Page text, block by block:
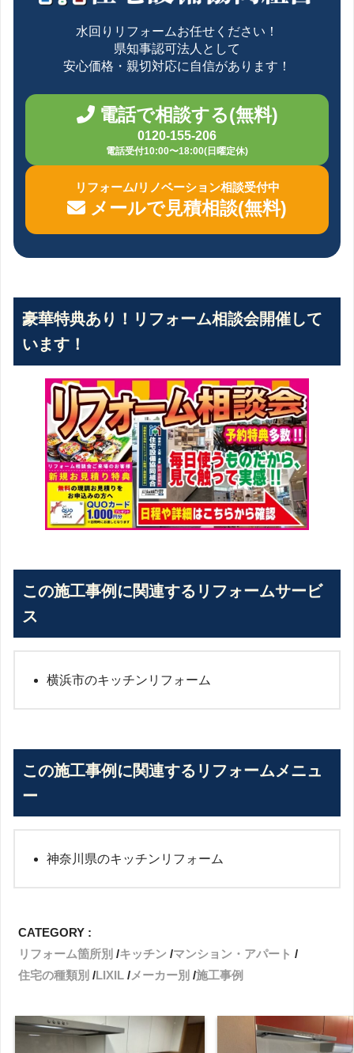
水回りリフォームお任せください！
県知事認可法人として
安心価格・親切対応に自信があります！
電話で相談する(無料)
0120-155-206
電話受付10:00〜18:00(日曜定休)
リフォーム/リノベーション相談受付中
メールで見積相談(無料)
豪華特典あり！リフォーム相談会開催して
います！
この施工事例に関連するリフォームサービ
ス
横浜市のキッチンリフォーム
この施工事例に関連するリフォームメニュ
ー
神奈川県のキッチンリフォーム
CATEGORY :
リフォーム箇所別
キッチン マンション・アパート
住宅の種類別
LIXIL メーカー別 施工事例